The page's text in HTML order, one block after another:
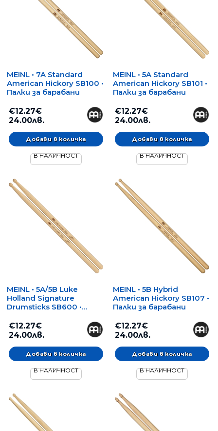
MEINL • 7A Standard
American Hickory SB100 •
Палки за барабани
€12.27€
24.00лв.
В НАЛИЧНОСТ
MEINL • 5A Standard
American Hickory SB101 •
Палки за барабани
€12.27€
24.00лв.
В НАЛИЧНОСТ
MEINL • 5A/5B Luke
Holland Signature
Drumsticks SB600 •
€12.27€
24.00лв.
В НАЛИЧНОСТ
MEINL • 5B Hybrid
American Hickory SB107 •
Палки за барабани
€12.27€
24.00лв.
В НАЛИЧНОСТ